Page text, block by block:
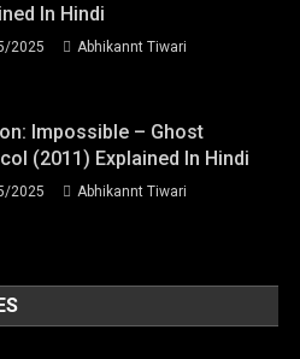
In Hindi
2025 Abhikannt Tiwari
Impossible – Ghost
(2011) Explained In Hindi
2025 Abhikannt Tiwari